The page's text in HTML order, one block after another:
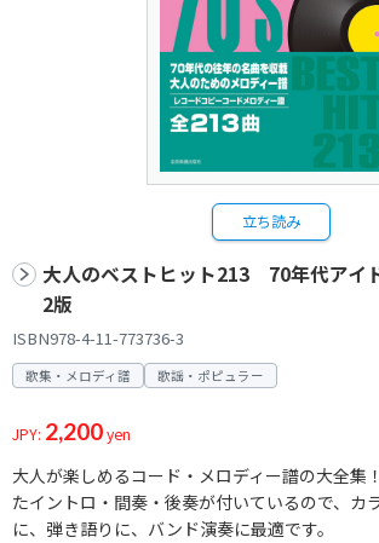
立ち読み
大人のベストヒット213 70年代ア
2版
ISBN978-4-11-773736-3
歌集・メロディ譜 歌謡・ポピュラー
JPY: 2,200yen
大人が楽しめるコード・メロディー譜の大全集
たイントロ・間奏・後奏が付いているので、カ
に、弾き語りに、バンド演奏に最適です。